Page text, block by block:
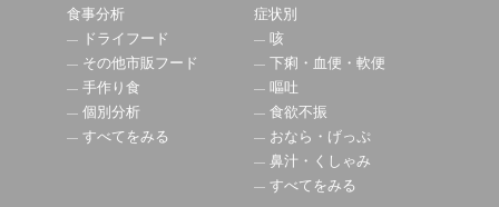
食事分析
ドライフード
その他市販フード
手作り食
個別分析
すべてをみる
症状別
咳
下痢・血便・軟便
嘔吐
食欲不振
おなら・げっぷ
鼻汁・くしゃみ
すべてをみる